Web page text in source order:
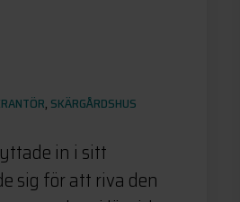
, SKÄRGÅRDSHUS
in i sitt
sig för att riva den